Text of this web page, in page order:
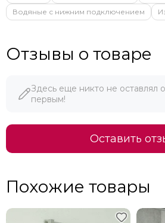
Водяные с нижним подключением
Отзывы о товаре
Здесь еще никто не оставлял
первым!
Оставить
Похожие товары